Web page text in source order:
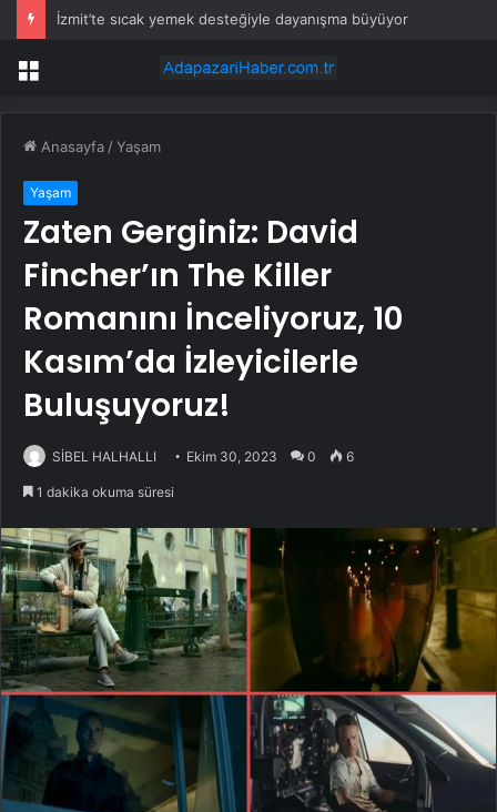
İzmit’te sıcak yemek desteğiyle dayanışma büyüyor
Menü
Anasayfa /Yaşam
Yaşam
Zaten Gerginiz: David
Fincher’ın The Killer
Romanını İnceliyoruz, 10
Kasım’da İzleyicilerle
Buluşuyoruz!
SİBEL HALHALLI Ekim 30, 2023 0 6
1 dakika okuma süresi